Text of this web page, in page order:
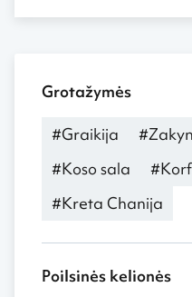
Grotažymės
#Graikija
#Koso sala
#Kreta Chanija
Poilsinės kelionės